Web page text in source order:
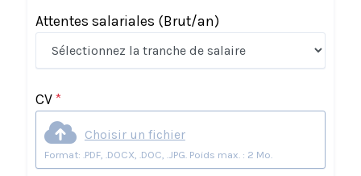
Attentes salariales (Brut/an)
CV *
Choisir un fichier
Format: .PDF, .DOCX, .DOC, .JPG. Poids max. : 2 Mo.